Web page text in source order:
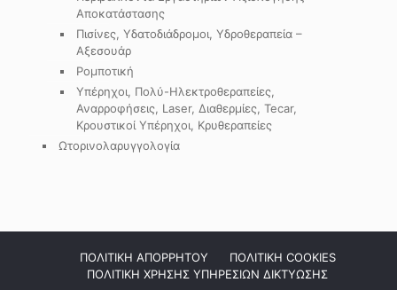
Αποκατάστασης
Πισίνες, Υδατοδιάδρομοι, Υδροθεραπεία –
Αξεσουάρ
Ρομποτική
Υπέρηχοι, Πολύ-Ηλεκτροθεραπείες,
Αναρροφήσεις, Laser, Διαθερμίες, Tecar,
Κρουστικοί Υπέρηχοι, Κρυθεραπείες
Ωτορινολαρυγγολογία
ΠΟΛΙΤΙΚΗ ΑΠΟΡΡΗΤΟΥ
ΠΟΛΙΤΙΚΗ COOKIES
ΠΟΛΙΤΙΚΗ ΧΡΗΣΗΣ ΥΠΗΡΕΣΙΩΝ ΔΙΚΤΥΩΣΗΣ